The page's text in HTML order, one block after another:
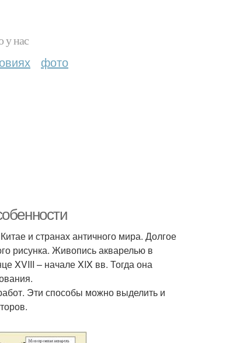
у нас
фото
и странах античного мира. Долгое
рисунка. Живопись акварелью в
XVIII – начале XIX вв. Тогда она
Эти способы можно выделить и